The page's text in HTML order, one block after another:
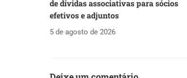
de dívidas associativas para sócios
efetivos e adjuntos
5 de agosto de 2026